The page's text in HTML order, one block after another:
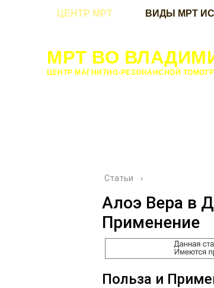
ЦЕНТР МРТ ВИДЫ МРТ
МРТ ВО
ЦЕНТР МАГНИТНО-РЕЗОНАНСНОЙ
Статьи ›
Алоэ Вера в
Применение
Польза и